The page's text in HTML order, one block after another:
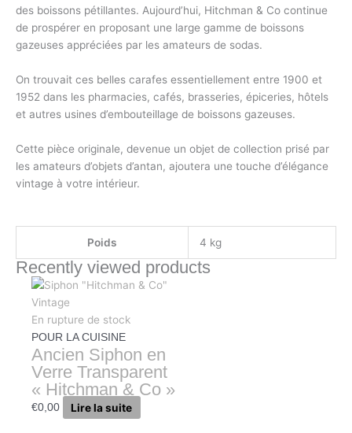
des boissons pétillantes. Aujourd’hui, Hitchman & Co continue
de prospérer en proposant une large gamme de boissons
gazeuses appréciées par les amateurs de sodas.
On trouvait ces belles carafes essentiellement entre 1900 et
1952 dans les pharmacies, cafés, brasseries, épiceries, hôtels
et autres usines d’embouteillage de boissons gazeuses.
Cette pièce originale, devenue un objet de collection prisé par
les amateurs d’objets d’antan, ajoutera une touche d’élégance
vintage à votre intérieur.
Poids 4 kg
Recently viewed products
En rupture de stock
POUR LA CUISINE
Ancien Siphon en
Verre Transparent
« Hitchman & Co »
€0,00 Lire la suite